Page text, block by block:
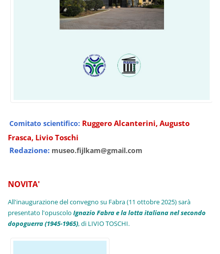
Comitato scientifico: Ruggero Alcanterini, Augusto
Frasca, Livio Toschi
Redazione: museo.fijlkam@gmail.com
NOVITA'
All'inaugurazione del convegno su Fabra (11 ottobre 2025) sarà
presentato l'opuscoloIgnazio Fabra e la lotta italiana nel secondo
dopoguerra (1945-1965), di LIVIO TOSCHI.